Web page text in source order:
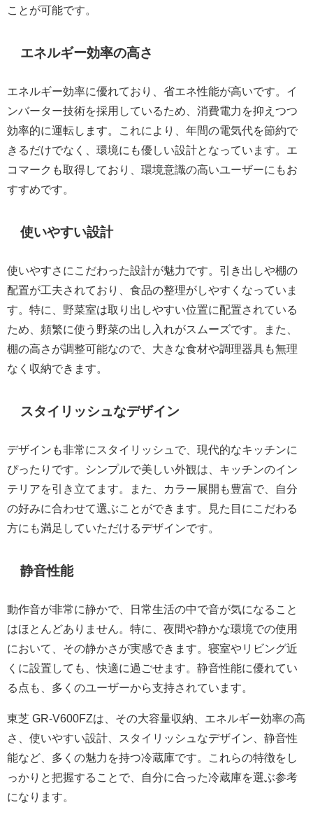
ことが可能です。
エネルギー効率の高さ
エネルギー効率に優れており、省エネ性能が高いです。イ
ンバーター技術を採用しているため、消費電力を抑えつつ
効率的に運転します。これにより、年間の電気代を節約で
きるだけでなく、環境にも優しい設計となっています。エ
コマークも取得しており、環境意識の高いユーザーにもお
すすめです。
使いやすい設計
使いやすさにこだわった設計が魅力です。引き出しや棚の
配置が工夫されており、食品の整理がしやすくなっていま
す。特に、野菜室は取り出しやすい位置に配置されている
ため、頻繁に使う野菜の出し入れがスムーズです。また、
棚の高さが調整可能なので、大きな食材や調理器具も無理
なく収納できます。
スタイリッシュなデザイン
デザインも非常にスタイリッシュで、現代的なキッチンに
ぴったりです。シンプルで美しい外観は、キッチンのイン
テリアを引き立てます。また、カラー展開も豊富で、自分
の好みに合わせて選ぶことができます。見た目にこだわる
方にも満足していただけるデザインです。
静音性能
動作音が非常に静かで、日常生活の中で音が気になること
はほとんどありません。特に、夜間や静かな環境での使用
において、その静かさが実感できます。寝室やリビング近
くに設置しても、快適に過ごせます。静音性能に優れてい
る点も、多くのユーザーから支持されています。
東芝 GR-V600FZは、その大容量収納、エネルギー効率の高
さ、使いやすい設計、スタイリッシュなデザイン、静音性
能など、多くの魅力を持つ冷蔵庫です。これらの特徴をし
っかりと把握することで、自分に合った冷蔵庫を選ぶ参考
になります。